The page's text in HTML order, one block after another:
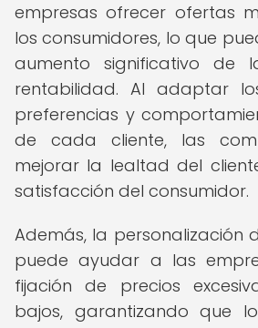
empresas ofrecer ofertas
los consumidores, lo que
aumento significativo de
rentabilidad. Al adaptar
preferencias y
de cada cliente, las
mejorar la lealtad del
satisfacción del consumidor.
Además, la personalización
puede ayudar a las
fijación de precios
bajos, garantizando que